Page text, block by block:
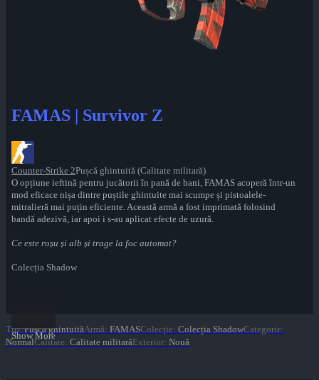
FAMAS | Survivor Z
Counter-Strike 2Pușcă ghintuită (Calitate militară)
O opțiune ieftină pentru jucătorii în pană de bani, FAMAS acoperă într-un
mod eficace nișa dintre puștile ghintuite mai scumpe și pistoalele-
mitralieră mai puțin eficiente. Această armă a fost imprimată folosind
bandă adezivă, iar apoi i s-au aplicat efecte de uzură.
Ce este roșu și alb și trage la foc automat?
Colecția Shadow
Show More
Tip: Pușcă ghintuităArmă: FAMASColecție: Colecția ShadowCategorie:
NormalCalitate: Calitate militarăExterior: Nouă